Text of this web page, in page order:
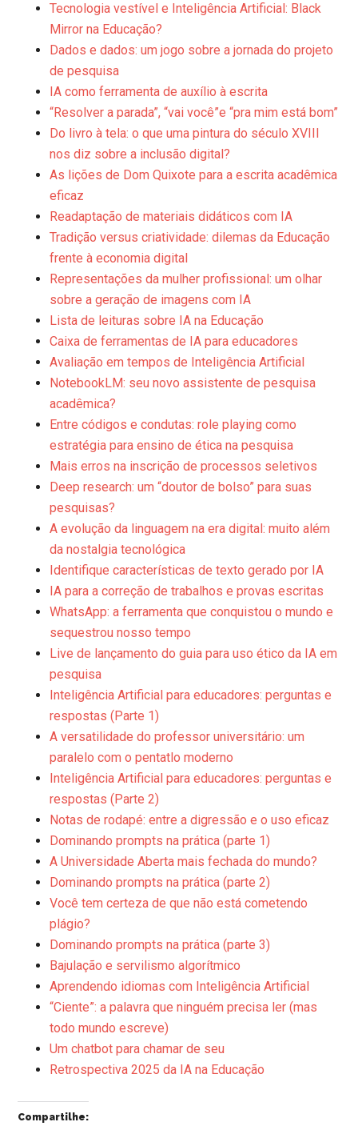
Tecnologia vestível e Inteligência Artificial: Black
Mirror na Educação?
Dados e dados: um jogo sobre a jornada do projeto
de pesquisa
IA como ferramenta de auxílio à escrita
“Resolver a parada”, “vai você”e “pra mim está bom”
Do livro à tela: o que uma pintura do século XVIII
nos diz sobre a inclusão digital?
As lições de Dom Quixote para a escrita acadêmica
eficaz
Readaptação de materiais didáticos com IA
Tradição versus criatividade: dilemas da Educação
frente à economia digital
Representações da mulher profissional: um olhar
sobre a geração de imagens com IA
Lista de leituras sobre IA na Educação
Caixa de ferramentas de IA para educadores
Avaliação em tempos de Inteligência Artificial
NotebookLM: seu novo assistente de pesquisa
acadêmica?
Entre códigos e condutas: role playing como
estratégia para ensino de ética na pesquisa
Mais erros na inscrição de processos seletivos
Deep research: um “doutor de bolso” para suas
pesquisas?
A evolução da linguagem na era digital: muito além
da nostalgia tecnológica
Identifique características de texto gerado por IA
IA para a correção de trabalhos e provas escritas
WhatsApp: a ferramenta que conquistou o mundo e
sequestrou nosso tempo
Live de lançamento do guia para uso ético da IA em
pesquisa
Inteligência Artificial para educadores: perguntas e
respostas (Parte 1)
A versatilidade do professor universitário: um
paralelo com o pentatlo moderno
Inteligência Artificial para educadores: perguntas e
respostas (Parte 2)
Notas de rodapé: entre a digressão e o uso eficaz
Dominando prompts na prática (parte 1)
A Universidade Aberta mais fechada do mundo?
Dominando prompts na prática (parte 2)
Você tem certeza de que não está cometendo
plágio?
Dominando prompts na prática (parte 3)
Bajulação e servilismo algorítmico
Aprendendo idiomas com Inteligência Artificial
“Ciente”: a palavra que ninguém precisa ler (mas
todo mundo escreve)
Um chatbot para chamar de seu
Retrospectiva 2025 da IA na Educação
Compartilhe: